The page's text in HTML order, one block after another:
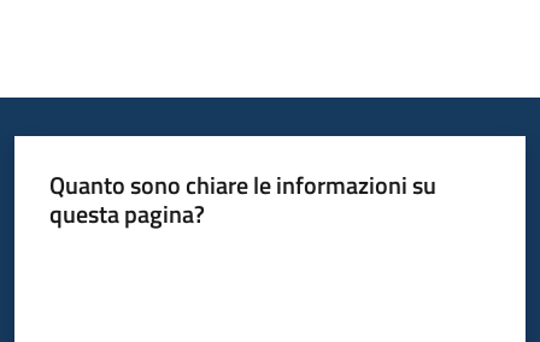
Quanto sono chiare le informazioni su
questa pagina?